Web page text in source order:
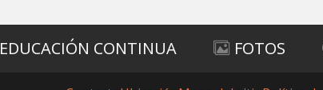
EDUCACIÓN CONTINUA FOTOS